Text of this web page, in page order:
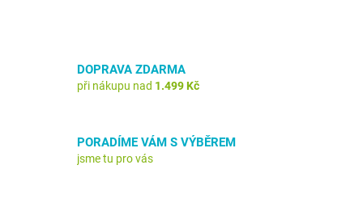
DOPRAVA ZDARMA
při nákupu nad 1.499 Kč
PORADÍME VÁM S VÝBĚREM
jsme tu pro vás